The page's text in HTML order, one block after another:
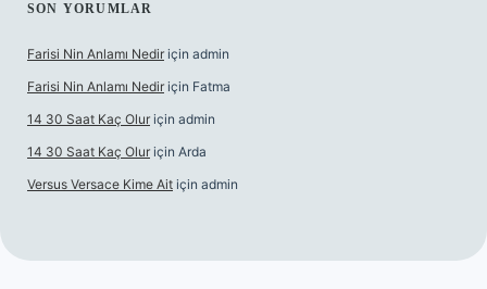
SON YORUMLAR
Farisi Nin Anlamı Nedir için admin
Farisi Nin Anlamı Nedir için Fatma
14 30 Saat Kaç Olur için admin
14 30 Saat Kaç Olur için Arda
Versus Versace Kime Ait için admin